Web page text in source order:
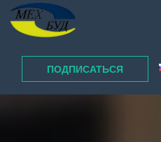
ПОДПИСАТЬСЯ